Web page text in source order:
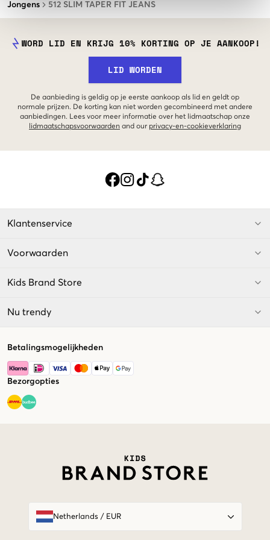
Jongens 512 SLIM TAPER FIT JEANS
WORD LID EN KRIJG 10% KORTING OP JE AANKOOP!
LID WORDEN
De aanbieding is geldig op je eerste aankoop als lid en geldt op
normale prijzen. De korting kan niet worden gecombineerd met andere
aanbiedingen. Lees voor meer informatie over het lidmaatschap onze
lidmaatschapsvoorwaarden and our privacy-en-cookieverklaring
Klantenservice
Voorwaarden
Kids Brand Store
Nu trendy
Betalingsmogelijkheden
Bezorgopties
Netherlands/ EUR